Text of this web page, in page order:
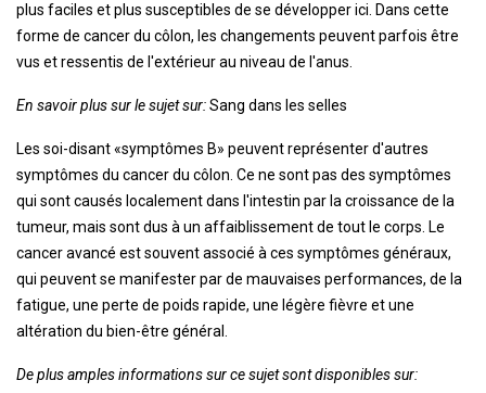
plus faciles et plus susceptibles de se développer ici. Dans cette
forme de cancer du côlon, les changements peuvent parfois être
vus et ressentis de l'extérieur au niveau de l'anus.
En savoir plus sur le sujet sur:Sang dans les selles
Les soi-disant «symptômes B» peuvent représenter d'autres
symptômes du cancer du côlon. Ce ne sont pas des symptômes
qui sont causés localement dans l'intestin par la croissance de la
tumeur, mais sont dus à un affaiblissement de tout le corps. Le
cancer avancé est souvent associé à ces symptômes généraux,
qui peuvent se manifester par de mauvaises performances, de la
fatigue, une perte de poids rapide, une légère fièvre et une
altération du bien-être général.
De plus amples informations sur ce sujet sont disponibles sur: